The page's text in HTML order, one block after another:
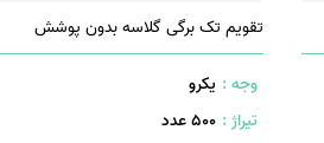
تقویم تک برگی گلاسه بدون پوشش
وجه : یکرو
تیراژ : 500 عدد